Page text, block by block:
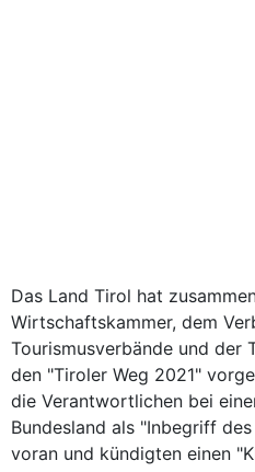
Das Land Tirol hat
Wirtschaftskammer, dem
Tourismusverbände und der
den "Tiroler Weg 2021"
die Verantwortlichen bei
Bundesland als "Inbegriff
voran und kündigten einen